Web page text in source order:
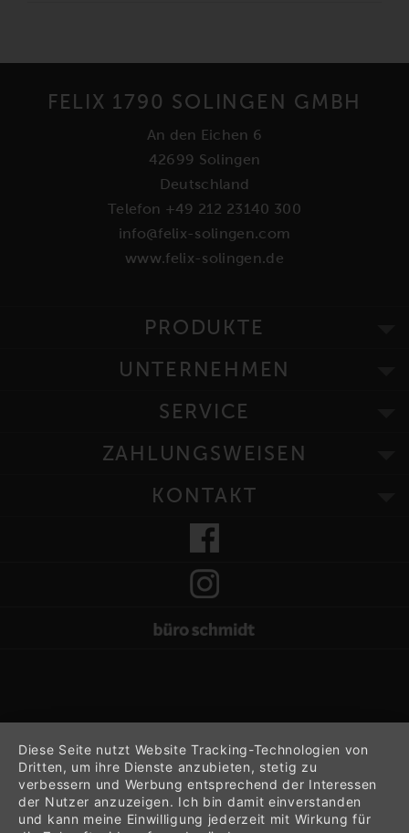
FELIX 1790 SOLINGEN GMBH
An den Eichen 6
42699 Solingen
Deutschland
Telefon +49 212 23140 300
info@felix-solingen.com
www.felix-solingen.de
PRODUKTE
UNTERNEHMEN
SERVICE
ZAHLUNGSWEISEN
KONTAKT
Diese Seite nutzt Website Tracking-Technologien von
Dritten, um ihre Dienste anzubieten, stetig zu
verbessern und Werbung entsprechend der Interessen
der Nutzer anzuzeigen. Ich bin damit einverstanden
und kann meine Einwilligung jederzeit mit Wirkung für